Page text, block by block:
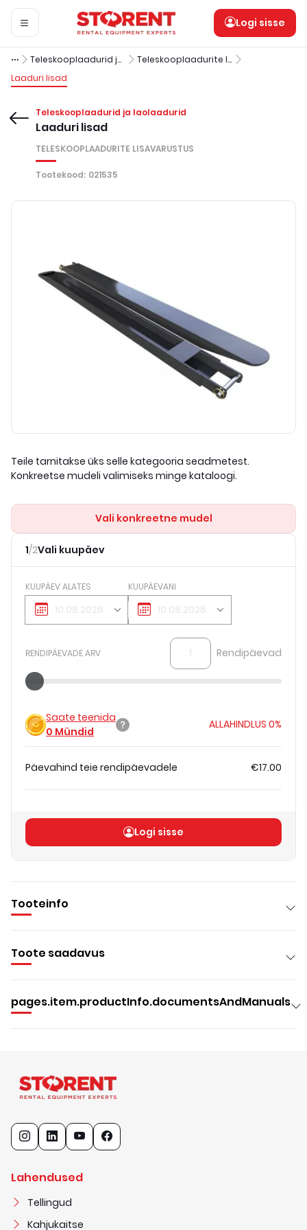
Logi sisse
Teleskooplaadurid ja laolaadurid
Teleskooplaadurite lisavarustus
Laaduri lisad
Teleskooplaadurid ja laolaadurid
Laaduri lisad
TELESKOOPLAADURITE LISAVARUSTUS
Tootekood: 021535
Teile tarnitakse üks selle kategooria seadmetest.
Konkreetse mudeli valimiseks minge kataloogi.
Vali konkreetne mudel
1/2Vali kuupäev
KUUPÄEV ALATES KUUPÄEVANI
RENDIPÄEVADE ARV Rendipäevad
Saate teenida
0 Mündid
ALLAHINDLUS 0%
Päevahind teie rendipäevadele €17.00
Logi sisse
Tooteinfo
Toote saadavus
pages.item.productInfo.documentsAndManuals
Lahendused
Tellingud
Kahjukaitse